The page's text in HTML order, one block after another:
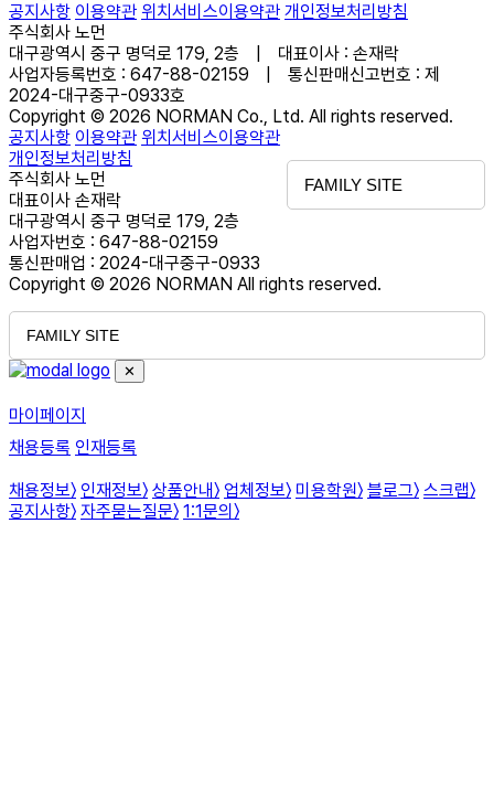
공지사항 이용약관 위치서비스이용약관 개인정보처리방침
주식회사 노먼
대구광역시 중구 명덕로 179, 2층 | 대표이사 : 손재락
사업자등록번호 : 647-88-02159 | 통신판매신고번호 : 제
2024-대구중구-0933호
Copyright © 2026 NORMAN Co., Ltd. All rights reserved.
FAMILY SITE
공지사항 이용약관 위치서비스이용약관
개인정보처리방침
주식회사 노먼
대표이사 손재락
대구광역시 중구 명덕로 179, 2층
사업자번호 : 647-88-02159
통신판매업 : 2024-대구중구-0933
Copyright © 2026 NORMAN All rights reserved.
FAMILY SITE
✕
마이페이지
채용등록 인재등록
채용정보〉 인재정보〉 상품안내 〉 업체정보〉 미용학원〉 블로그〉 스크랩〉
공지사항〉 자주묻는질문〉 1:1문의 〉